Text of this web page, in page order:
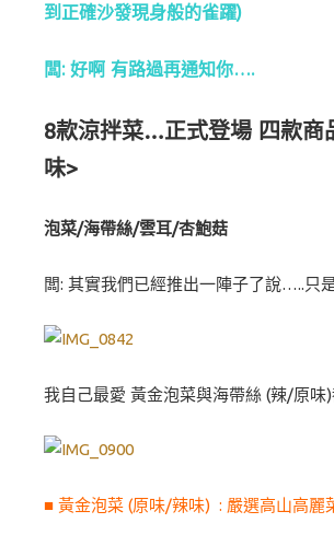
到正確沙發現身般的雀躍)
闆: 好啊 有路過再通知你….
8款涼拌菜…正式登場 四款商
味>
泡菜/海帶絲/雲耳/杏鮑菇
闆: 其實我們已經推出一陣子了說…..只
我自己最愛 黃金泡菜與海帶絲 (辣/原味
■ 黃金泡菜 (原味/辣味) : 嚴選高山高麗